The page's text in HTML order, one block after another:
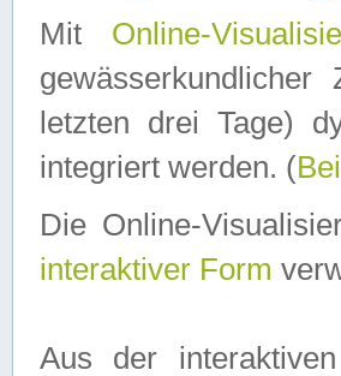
Mit Online-
letzten drei Tage)
integriert werden. (
Die Online-
interaktiver Form
Aus der